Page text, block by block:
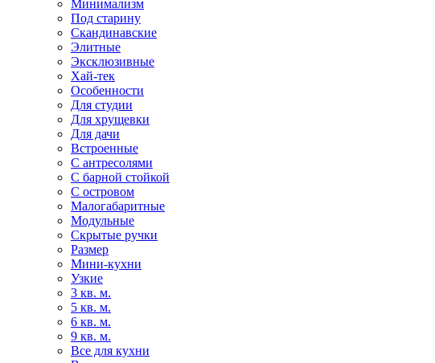
Минимализм
Под старину
Скандинавские
Элитные
Эксклюзивные
Хай-тек
Особенности
Для студии
Для хрущевки
Для дачи
Встроенные
С антресолями
С барной стойкой
С островом
Малогабаритные
Модульные
Скрытые ручки
Размер
Мини-кухни
Узкие
3 кв. м.
5 кв. м.
6 кв. м.
9 кв. м.
Все для кухни